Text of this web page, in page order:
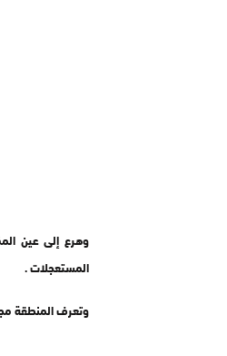
وهرع إلى عين
المستعجلات .
وتعرف المنطقة